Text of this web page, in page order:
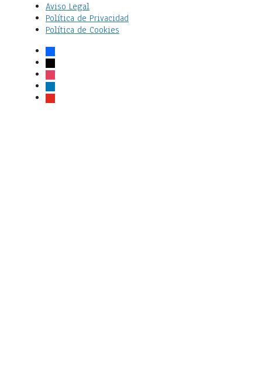
Aviso Legal
Política de Privacidad
Política de Cookies
facebook
x
instagram
linkedin
youtube